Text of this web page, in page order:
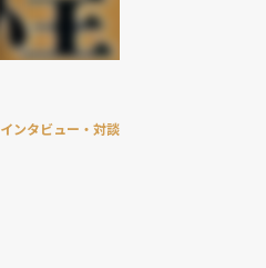
インタビュー・対談